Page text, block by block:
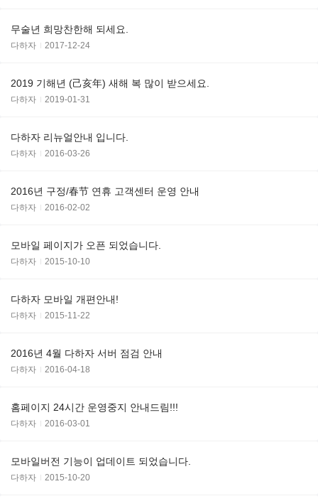
무술년 희망찬한해 되세요.
다하자 2017-12-24
2019 기해년 (己亥年) 새해 복 많이 받으세요.
다하자 2019-01-31
다하자 리뉴얼안내 입니다.
다하자 2016-03-26
2016년 구정/春节 연휴 고객센터 운영 안내
다하자 2016-02-02
모바일 페이지가 오픈 되었습니다.
다하자 2015-10-10
다하자 모바일 개편안내!
다하자 2015-11-22
2016년 4월 다하자 서버 점검 안내
다하자 2016-04-18
홈페이지 24시간 운영중지 안내드림!!!
다하자 2016-03-01
모바일버전 기능이 업데이트 되었습니다.
다하자 2015-10-20